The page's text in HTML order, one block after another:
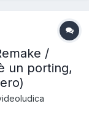
/
un porting,